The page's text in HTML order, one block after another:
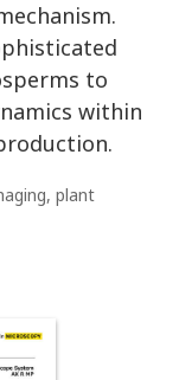
to
within
plant